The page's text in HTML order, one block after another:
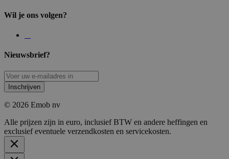
Wil je ons volgen?
Nieuwsbrief?
Inschrijven
© 2026 Emob nv
Alle prijzen zijn in euro, inclusief BTW en andere heffingen en
exclusief eventuele verzendkosten en servicekosten.